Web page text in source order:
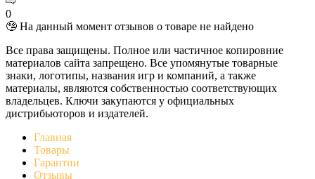
0
🤥 На данный момент отзывов о товаре не найдено
Все права защищены. Полное или частичное копировние
материалов сайта запрещено. Все упомянутые товарные
знаки, логотипы, названия игр и компаний, а также
материалы, являются собственностью соответствующих
владельцев. Ключи закупаются у официальных
дистрибьюторов и издателей.
Главная
Товары
Гарантии
Отзывы